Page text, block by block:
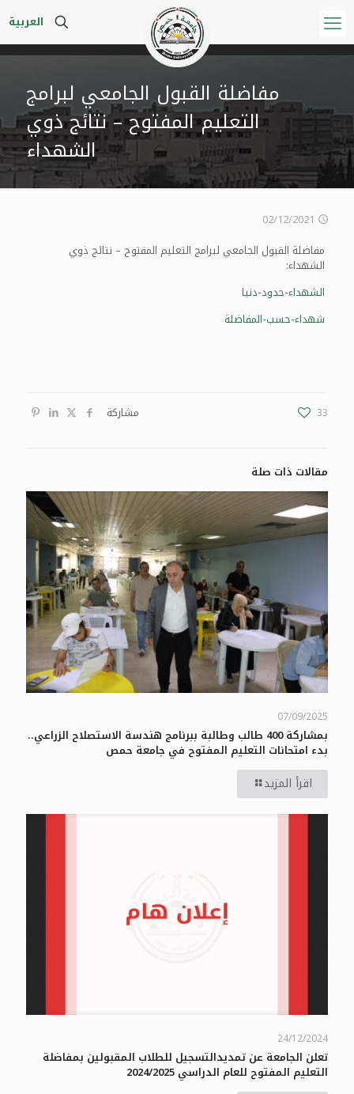
العربية
مفاضلة القبول الجامعي لبرامج
التعليم المفتوح – نتائج ذوي
الشهداء
02/12/2021
مفاضلة القبول الجامعي لبرامج التعليم المفتوح – نتائج ذوي
الشهداء:
الشهداء-حدود-دنيا
شهداء-حسب-المفاضلة
مشاركة 33
مقالات ذات صلة
07/09/2025
بمشاركة 400 طالب وطالبة ببرنامج هندسة الاستصلاح الزراعي..
بدء امتحانات التعليم المفتوح في جامعة حمص
اقرأ المزيد
24/12/2024
تعلن الجامعة عن تمديدالتسجيل للطلاب المقبولين بمفاضلة
التعليم المفتوح للعام الدراسي 2024/2025